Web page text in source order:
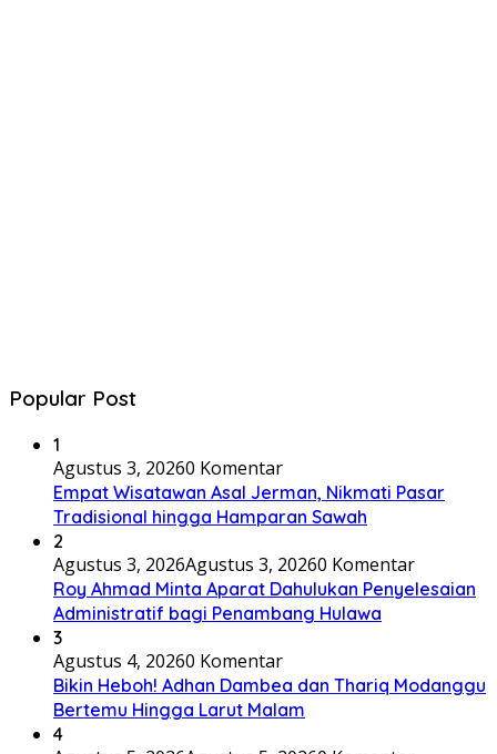
Popular Post
1
Agustus 3, 20260 Komentar
Empat Wisatawan Asal Jerman, Nikmati Pasar
Tradisional hingga Hamparan Sawah
2
Agustus 3, 2026Agustus 3, 20260 Komentar
Roy Ahmad Minta Aparat Dahulukan Penyelesaian
Administratif bagi Penambang Hulawa
3
Agustus 4, 20260 Komentar
Bikin Heboh! Adhan Dambea dan Thariq Modanggu
Bertemu Hingga Larut Malam
4